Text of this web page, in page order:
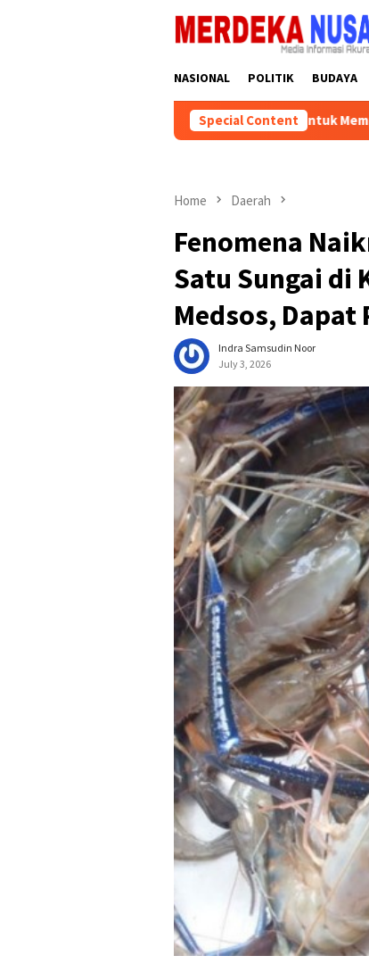
NASIONAL POLITIK BUDAYA
Special Content
Bantuan Pemprov Kalsel Untuk Memperkuat
Home Daerah
Fenomena
Satu Sungai di
Medsos,
Indra Samsudin Noor
July 3, 2026